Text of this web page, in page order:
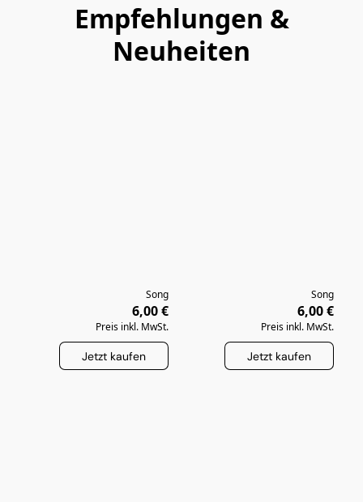
Empfehlungen &
Neuheiten
Song
6,00 €
Preis inkl. MwSt.
Jetzt kaufen
Song
6,00 €
Preis inkl. MwSt.
Jetzt kaufen